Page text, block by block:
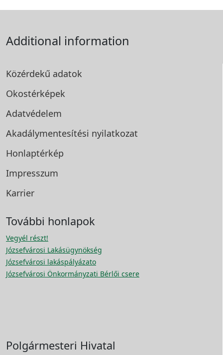
Additional information
Közérdekű adatok
Okostérképek
Adatvédelem
Akadálymentesítési nyilatkozat
Honlaptérkép
Impresszum
Karrier
További honlapok
Vegyél részt!
Józsefvárosi Lakásügynökség
Józsefvárosi lakáspályázato
Józsefvárosi Önkormányzati Bérlői csere
Polgármesteri Hivatal